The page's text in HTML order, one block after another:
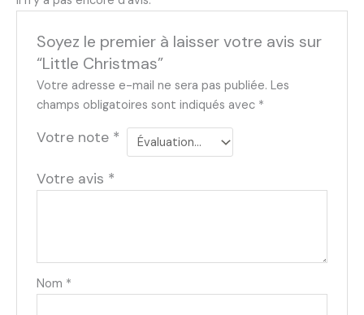
Soyez le premier à laisser votre avis sur
“Little Christmas”
Votre adresse e-mail ne sera pas publiée. Les
champs obligatoires sont indiqués avec *
Votre note *
Votre avis *
Nom *